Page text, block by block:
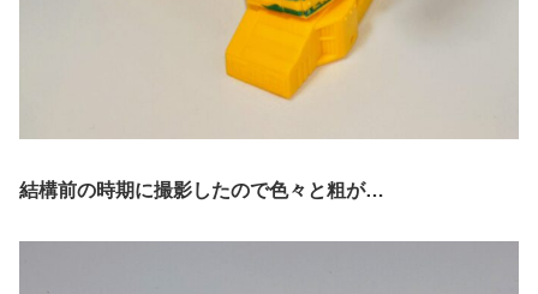
結構前の時期に撮影したので色々と粗が…